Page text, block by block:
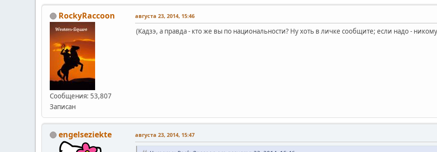
RockyRaccoon
Сообщения: 53,807
Записан
августа 23, 2014, 15:46
(Кадзэ, а правда - кто же вы по национальности? Ну хоть в личке сообщите; если надо -
engelseziekte августа 23, 2014, 15:47